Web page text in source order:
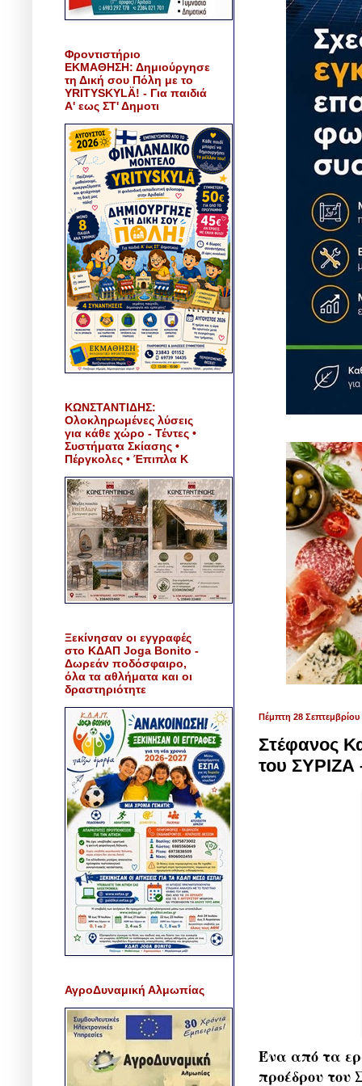
Πέμπτη 28 Σεπτεμβρίου
Στέφανος
του ΣΥΡΙΖΑ
Ένα από τα
προέδρου του
Φροντιστήριο
ΕΚΜΑΘΗΣΗ: Δημιούργησε
τη Δική σου Πόλη με το
YRITYSKYLÄ! - Για παιδιά
Α' εως ΣΤ' Δημοτι
ΚΩΝΣΤΑΝΤΙΔΗΣ:
Ολοκληρωμένες λύσεις
για κάθε χώρο - Τέντες •
Συστήματα Σκίασης •
Πέργκολες • Έπιπλα Κ
Ξεκίνησαν οι εγγραφές
στο ΚΔΑΠ Joga Bonito -
Δωρεάν ποδόσφαιρο,
όλα τα αθλήματα και οι
δραστηριότητε
ΑγροΔυναμική Αλμωπίας